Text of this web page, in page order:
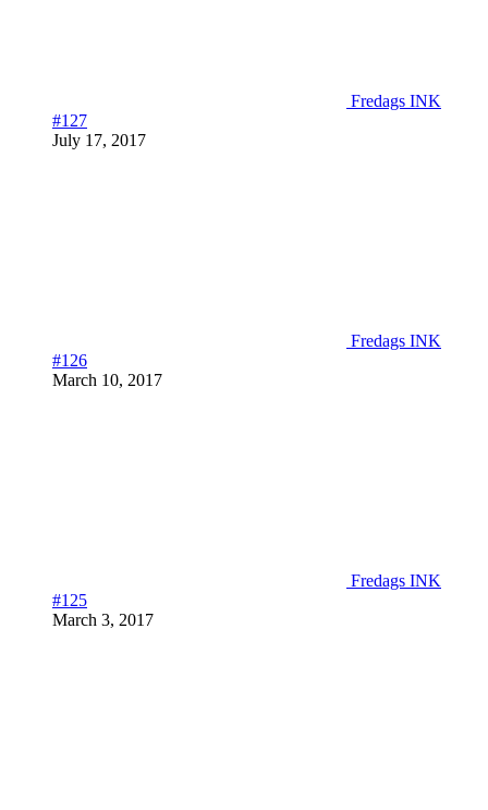
Fredags INK
#127
July 17, 2017
Fredags INK
#126
March 10, 2017
Fredags INK
#125
March 3, 2017